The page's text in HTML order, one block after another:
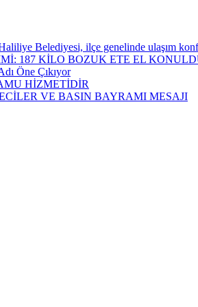
ilçe genelinde ulaşım
187 KİLO BOZUK ETE EL
Öne Çıkıyor
HİZMETİDİR
VE BASIN BAYRAMI MESAJI